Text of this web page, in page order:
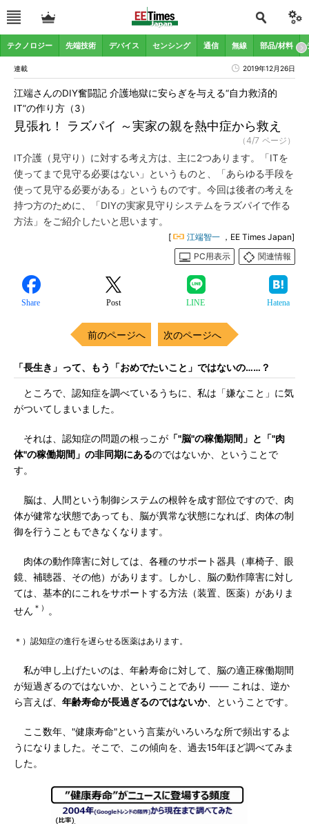
テクノロジー 先端技術 デバイス センシング 通信 無線 部品/材料
連載 2019年12月26日
見張れ！ ラズパイ ～実家の親を熱中症から救え
江端さんのDIY奮闘記 介護地獄に安らぎを与える“自力救済的
IT”の作り方（3）
（4/7 ページ）
IT介護（見守り）に対する考え方は、主に2つあります。「ITを
使ってまで見守る必要はない」というものと、「あらゆる手段を
使って見守る必要がある」というものです。今回は後者の考えを
持つ方のために、「DIYの実家見守りシステムをラズパイで作る
方法」をご紹介したいと思います。
[ 江端智一 ，EE Times Japan]
PC用表示
関連情報
Share Post LINE Hatena
前のページへ 次のページへ
「長生き」って、もう「おめでたいこと」ではないの……？
ところで、認知症を調べているうちに、私は「嫌なこと」に気
がついてしまいました。
それは、認知症の問題の根っこが 「"脳"の稼働期間」と「"肉
体"の稼働期間」の非同期にあるのではないか、ということで
す。
脳は、人間という制御システムの根幹を成す部位ですので、肉
体が健常な状態であっても、脳が異常な状態になれば、肉体の制
御を行うこともできなくなります。
肉体の動作障害に対しては、各種のサポート器具（車椅子、眼
鏡、補聴器、その他）があります。しかし、脳の動作障害に対し
ては、基本的にこれをサポートする方法（装置、医薬）がありま
せん ＊） 。
＊）認知症の進行を遅らせる医薬はあります。
私が申し上げたいのは、年齢寿命に対して、脳の適正稼働期間
が短過ぎるのではないか、ということであり ―― これは、逆か
ら言えば、 年齢寿命が長過ぎるのではないか、ということです。
ここ数年、"健康寿命"という言葉がいろいろな所で頻出するよ
うになりました。そこで、この傾向を、過去15年ほど調べてみま
した。